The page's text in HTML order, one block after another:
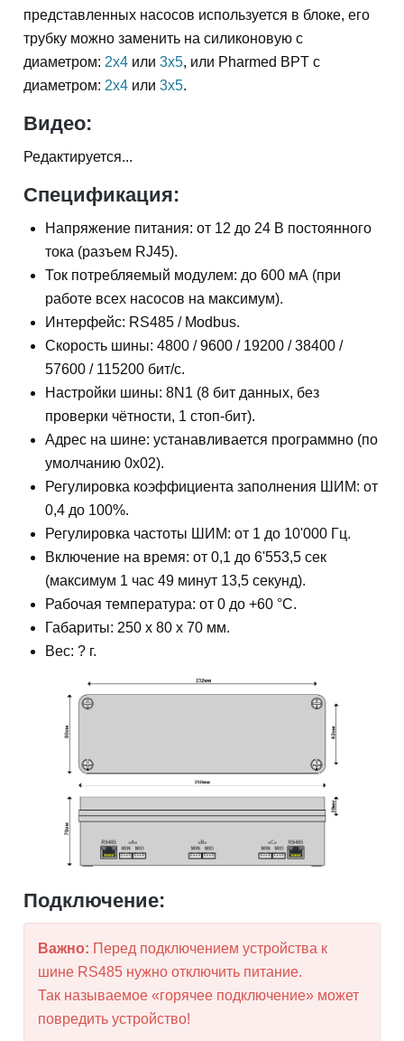
представленных насосов используется в блоке, его
трубку можно заменить на силиконовую с
диаметром: 2x4 или 3x5, или Pharmed BPT с
диаметром: 2x4 или 3x5.
Видео:
Редактируется...
Спецификация:
Напряжение питания: от 12 до 24 В постоянного
тока (разъем RJ45).
Ток потребляемый модулем: до 600 мА (при
работе всех насосов на максимум).
Интерфейс: RS485 / Modbus.
Скорость шины: 4800 / 9600 / 19200 / 38400 /
57600 / 115200 бит/с.
Настройки шины: 8N1 (8 бит данных, без
проверки чётности, 1 стоп-бит).
Адрес на шине: устанавливается программно (по
умолчанию 0x02).
Регулировка коэффициента заполнения ШИМ: от
0,4 до 100%.
Регулировка частоты ШИМ: от 1 до 10'000 Гц.
Включение на время: от 0,1 до 6'553,5 сек
(максимум 1 час 49 минут 13,5 секунд).
Рабочая температура: от 0 до +60 °С.
Габариты: 250 x 80 x 70 мм.
Вес: ? г.
Подключение:
Важно: Перед подключением устройства к
шине RS485 нужно отключить питание.
Так называемое «горячее подключение» может
повредить устройство!